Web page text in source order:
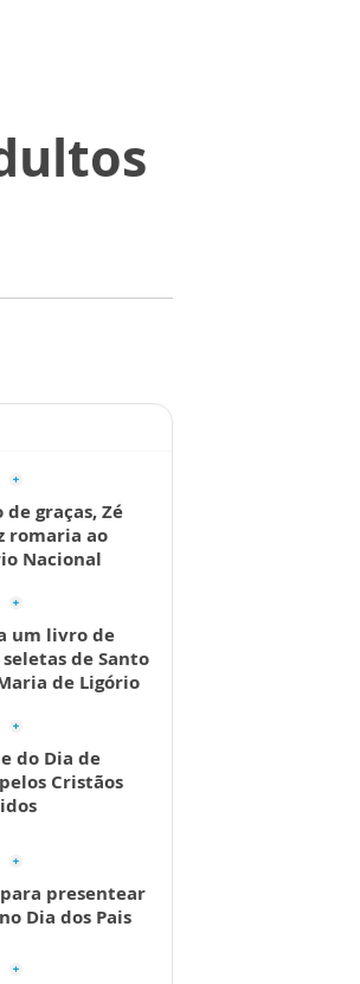
de graças, Zé
romaria ao
Nacional
um livro de
de Santo
de Ligório
do Dia de
Cristãos
presentear
Dia dos Pais